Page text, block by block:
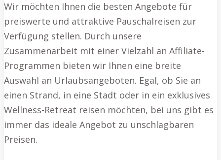
Wir möchten Ihnen die besten Angebote für
preiswerte und attraktive Pauschalreisen zur
Verfügung stellen. Durch unsere
Zusammenarbeit mit einer Vielzahl an Affiliate-
Programmen bieten wir Ihnen eine breite
Auswahl an Urlaubsangeboten. Egal, ob Sie an
einen Strand, in eine Stadt oder in ein exklusives
Wellness-Retreat reisen möchten, bei uns gibt es
immer das ideale Angebot zu unschlagbaren
Preisen.